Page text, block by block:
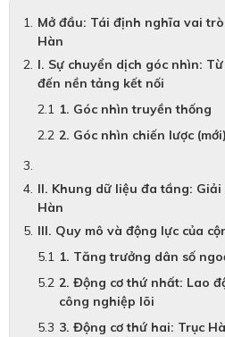
Mở đầu: Tái định nghĩa vai
Hàn
I. Sự chuyển dịch góc nhìn:
đến nền tảng kết nối
1. Góc nhìn truyền thống
2. Góc nhìn chiến lược (mới)
II. Khung dữ liệu đa tầng: Giải
Hàn
III. Quy mô và động lực của
1. Tăng trưởng dân số
2. Động cơ thứ nhất: Lao
công nghiệp lõi
3. Động cơ thứ hai: Trục